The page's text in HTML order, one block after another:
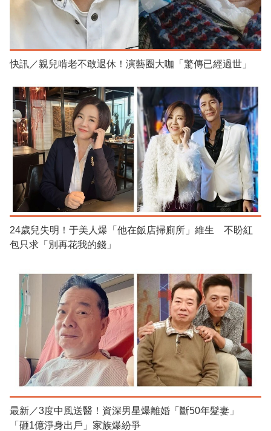
快訊／親兒啃老不敢退休！演藝圈大咖「驚傳已經過世」
24歲兒失明！于美人爆「他在飯店掃廁所」維生 不盼紅
包只求「別再花我的錢」
最新／3度中風送醫！資深男星爆離婚「斷50年髮妻」
「砸1億淨身出戶」家族爆紛爭